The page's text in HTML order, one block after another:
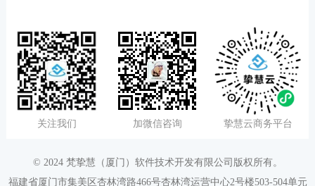
加入购物车
共享直播观看端
￥0
加入购物车
关注我们 加微信咨询 挚慧云商务平台
© 2024 梵挚慧（厦门）软件技术开发有限公司版权所有。
福建省厦门市集美区杏林湾路466号杏林湾运营中心2号楼503-504单元